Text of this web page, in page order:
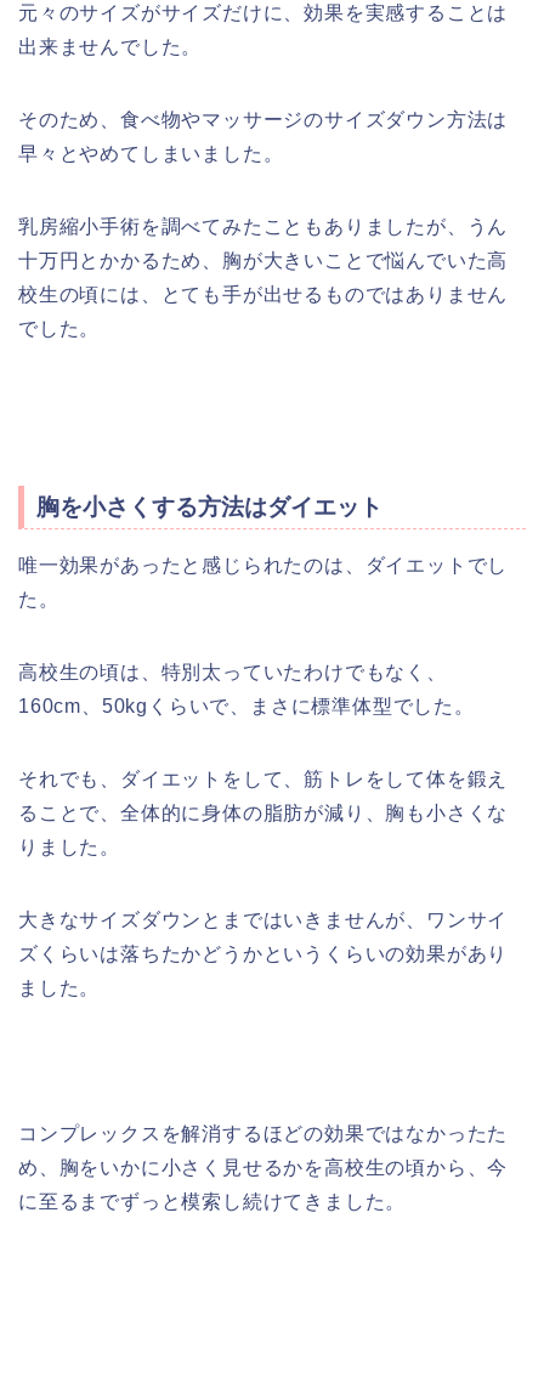
元々のサイズがサイズだけに、効果を実感することは
出来ませんでした。
そのため、食べ物やマッサージのサイズダウン方法は
早々とやめてしまいました。
乳房縮小手術を調べてみたこともありましたが、うん
十万円とかかるため、胸が大きいことで悩んでいた高
校生の頃には、とても手が出せるものではありません
でした。
胸を小さくする方法はダイエット
唯一効果があったと感じられたのは、ダイエットでし
た。
高校生の頃は、特別太っていたわけでもなく、
160cm、50kgくらいで、まさに標準体型でした。
それでも、ダイエットをして、筋トレをして体を鍛え
ることで、全体的に身体の脂肪が減り、胸も小さくな
りました。
大きなサイズダウンとまではいきませんが、ワンサイ
ズくらいは落ちたかどうかというくらいの効果があり
ました。
コンプレックスを解消するほどの効果ではなかったた
め、胸をいかに小さく見せるかを高校生の頃から、今
に至るまでずっと模索し続けてきました。